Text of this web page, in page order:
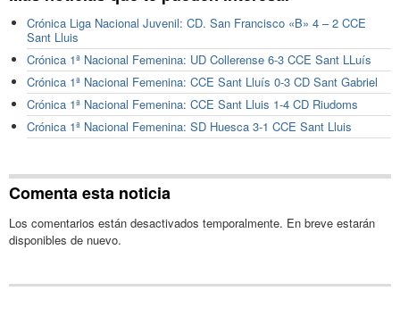
Crónica Liga Nacional Juvenil: CD. San Francisco «B» 4 – 2 CCE
Sant Lluis
Crónica 1ª Nacional Femenina: UD Collerense 6-3 CCE Sant LLuís
Crónica 1ª Nacional Femenina: CCE Sant Lluís 0-3 CD Sant Gabriel
Crónica 1ª Nacional Femenina: CCE Sant Lluis 1-4 CD Riudoms
Crónica 1ª Nacional Femenina: SD Huesca 3-1 CCE Sant Lluis
Comenta esta noticia
Los comentarios están desactivados temporalmente. En breve estarán
disponibles de nuevo.